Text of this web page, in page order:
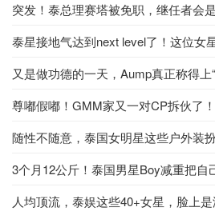
突发！泰总理赛塔被免职，继任者会
泰星接地气达到next level了！这位女
又是做功德的一天，Aump真正称得上
尊嘟假嘟！GMM家又一对CP拆伙了
磕了！
随性不随意，泰国女明星这些户外装
3个月12公斤！泰国男星Boy减重把自
人均顶流，泰娱这些40+女星，脸上